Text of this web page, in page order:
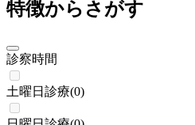
特徴からさがす
診察時間
土曜日診療(0)